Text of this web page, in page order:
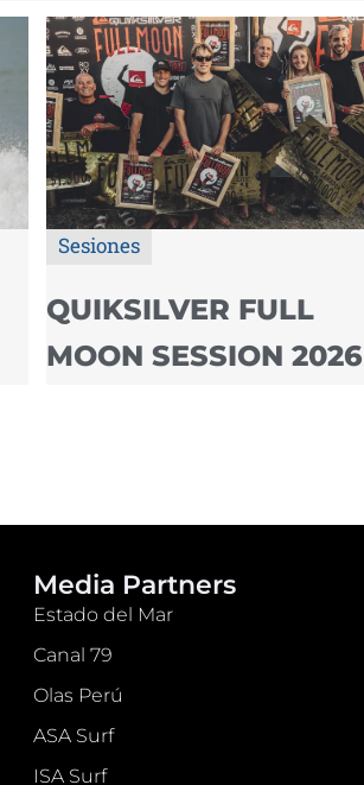
Sesiones
QUIKSILVER FULL
MOON SESSION 2026
Media Partners
Estado del Mar
Canal 79
Olas Perú
ASA Surf
ISA Surf